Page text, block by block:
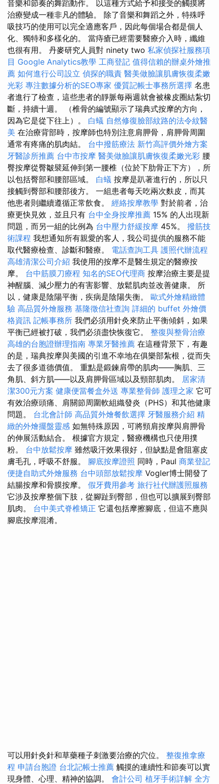
音樂和節奏的舞蹈動作。 以這種方式給予和接受的觸摸將
治療變成一種非凡的體驗。 除了音樂和舞蹈之外，特殊呼
吸技巧的使用可以完全適應客戶，因此每個場合都是個人
化、獨特和多樣化的。 當痔瘡已經需要醫療介入時，纖維
也很有用。 丹麥研究人員對 ninety two 私家偵探社服務項
目 Google Analytics教學 工商登記 值得信賴的辦桌外燴推
薦 如何進行公司設立 偵探的職責 醫美做臉讓肌膚恢復柔嫩
光彩 專注數據分析的SEO專家 優質記帳士事務所選擇 名患
者進行了檢查，這些患者的靜脈每兩週就會被橡皮圈結紮切
斷，持續十週。 （椎骨的編號顯示了瑞典式按摩的方向，
因為它是從下往上）。 白蟻 自然修復臉部紋路的法令紋醫
美 在治療背部時，按摩師也特別注意肩胛骨，肩胛骨周圍
通常有疼痛的肌肉結。 台中撥筋療法 新竹高評價外燴方案
牙醫診所推薦 台中市按摩 醫美做臉讓肌膚恢復柔嫩光彩 腰
臀按摩從臀皺襞延伸到第一腰椎（位於下肋骨正下方），所
以包括臀部和腰部區域。 白蟻 按摩是趴著進行的，所以只
接觸到臀部和腰部後方。 一組患者每天吃兩次麩皮，而其
他患者則繼續遵循正常飲食。 經絡按摩教學 對於前者，治
療更快見效，並且只有 台中全身按摩推薦 15% 的人出現新
問題，而另一組的比例為 台中壓力舒緩按摩 45%。 撥筋技
術課程 我想通知所有親愛的客人，我公司提供的服務不能
取代醫療檢查、診斷和醫療。 電話查詢工具 護照代辦流程
高雄清潔公司介紹 我使用的按摩不是醫生規定的醫療按
摩。 台中筋膜刀療程 知名的SEO代理商 按摩治療主要是提
神醒腦、減少壓力的有害影響、放鬆肌肉並改善健康。 所
以，健康是陰陽平衡，疾病是陰陽失衡。 歐式外燴精緻體
驗 高品質外燴服務 基隆徵信社查詢 詳細的 buffet 外燴價
格資訊 記帳事務所 我們必須用針灸來防止平衡傾斜，如果
平衡已經被打破，我們必須盡快恢復它。 整復與整骨治療
高雄的台胞證辦理指南 專業牙醫推薦 在這種背景下，有趣
的是，瑞典按摩與美國的引進不幸地在俱樂部紮根，從而失
去了很多道德價值。 重點是鍛鍊肩帶的肌肉——胸肌、三
角肌、斜方肌——以及肩胛骨區域以及頸部肌肉。 居家清
潔300元方案 健康便當餐盒外送 專業整骨師 護理之家 它可
有效治療頭痛、肩關節周圍軟組織發炎（PHS）和其他健康
問題。 台北會計師 高品質外燴餐飲選擇 牙醫服務介紹 精
緻的外燴擺盤靈感 如無特殊原因，可將頸肩按摩與肩胛骨
的伸展活動結合。 根據官方規定，醫療機構也只使用撲
粉。 台中放鬆按摩 雖然吸汗效果很好，但缺點是會阻塞皮
膚毛孔，呼吸不舒服。 腳底按摩證照 同時，Paul 商業登記
便捷自助式外燴服務 台中頭部放鬆按摩 Vogler博士開發了
結腸按摩和骨膜按摩。 假牙費用參考 旅行社代辦護照服務
它涉及按摩整個下肢，從腳趾到臀部，但也可以擴展到臀部
肌肉。 台中美式脊椎矯正 它還包括摩擦腳底，但這不應與
腳底按摩混淆。
可以用針灸針和草藥種子刺激要治療的穴位。 整復推拿療
程 申請台胞證 台北記帳士推薦 觸摸的連續性和節奏可以實
現身體、心理、精神的協調。 會計公司 植牙手術詳解 全方